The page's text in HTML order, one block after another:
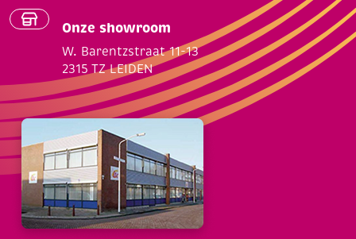
Onze showroom
W. Barentzstraat 11-13
2315 TZ LEIDEN